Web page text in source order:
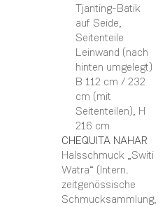
Tjanting-Batik
auf Seide,
Seitenteile
Leinwand (nach
hinten umgelegt)
B 112 cm / 232
cm (mit
Seitenteilen), H
216 cm
CHEQUITA NAHAR
Halsschmuck „Switi
Watra“ (Intern.
zeitgenössische
Schmucksammlung,